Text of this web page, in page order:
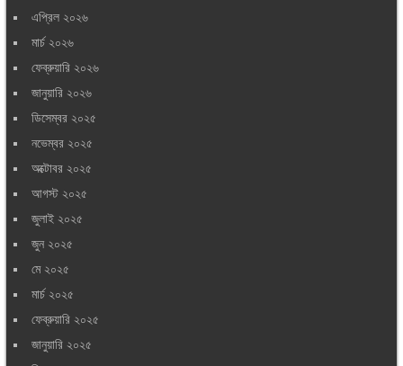
এপ্রিল ২০২৬
মার্চ ২০২৬
ফেব্রুয়ারি ২০২৬
জানুয়ারি ২০২৬
ডিসেম্বর ২০২৫
নভেম্বর ২০২৫
অক্টোবর ২০২৫
আগস্ট ২০২৫
জুলাই ২০২৫
জুন ২০২৫
মে ২০২৫
মার্চ ২০২৫
ফেব্রুয়ারি ২০২৫
জানুয়ারি ২০২৫